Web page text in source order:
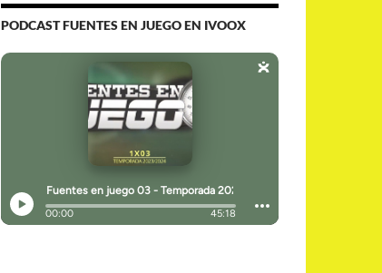
PODCAST FUENTES EN JUEGO EN IVOOX